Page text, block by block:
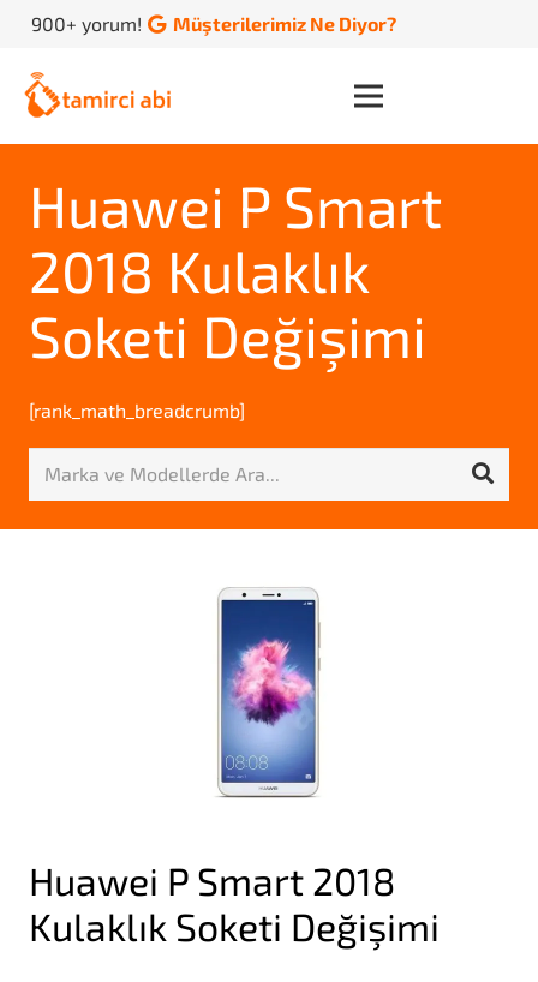
900+ yorum! Müşterilerimiz Ne Diyor?
Huawei P Smart
2018 Kulaklık
Soketi Değişimi
[rank_math_breadcrumb]
Huawei P Smart 2018
Kulaklık Soketi Değişimi